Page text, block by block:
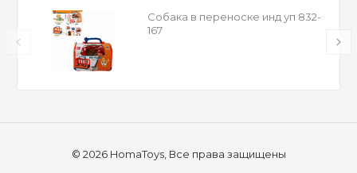
Собака в переноске инд уп 832-
167
© 2026 HomaToys, Все права защищены